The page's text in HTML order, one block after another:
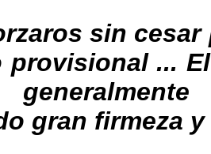
sin
provisional ...
gran firmeza